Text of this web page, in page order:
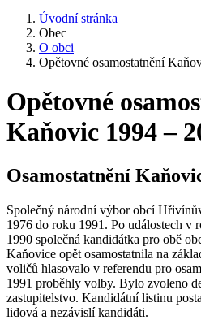
Úvodní stránka
Obec
O obci
Opětovné osamostatnění
Opětovné
Kaňovic 1994 –
Osamostatnění
Společný národní výbor obcí
1976 do roku 1991. Po událostech v
1990 společná kandidátka pro obě
Kaňovice opět osamostatnila na
voličů hlasovalo v referendu pro
1991 proběhly volby. Bylo zvoleno
zastupitelstvo. Kandidátní listinu
lidová a nezávislí kandidáti.